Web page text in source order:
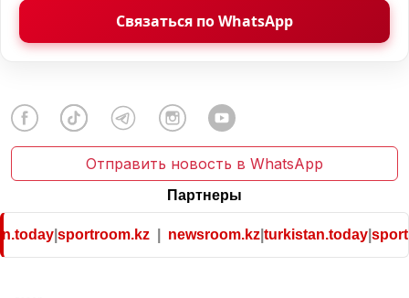
Связаться по WhatsApp
Отправить новость в WhatsApp
Партнеры
|sportroom.kz| newsroom.kz|turkistan.today|